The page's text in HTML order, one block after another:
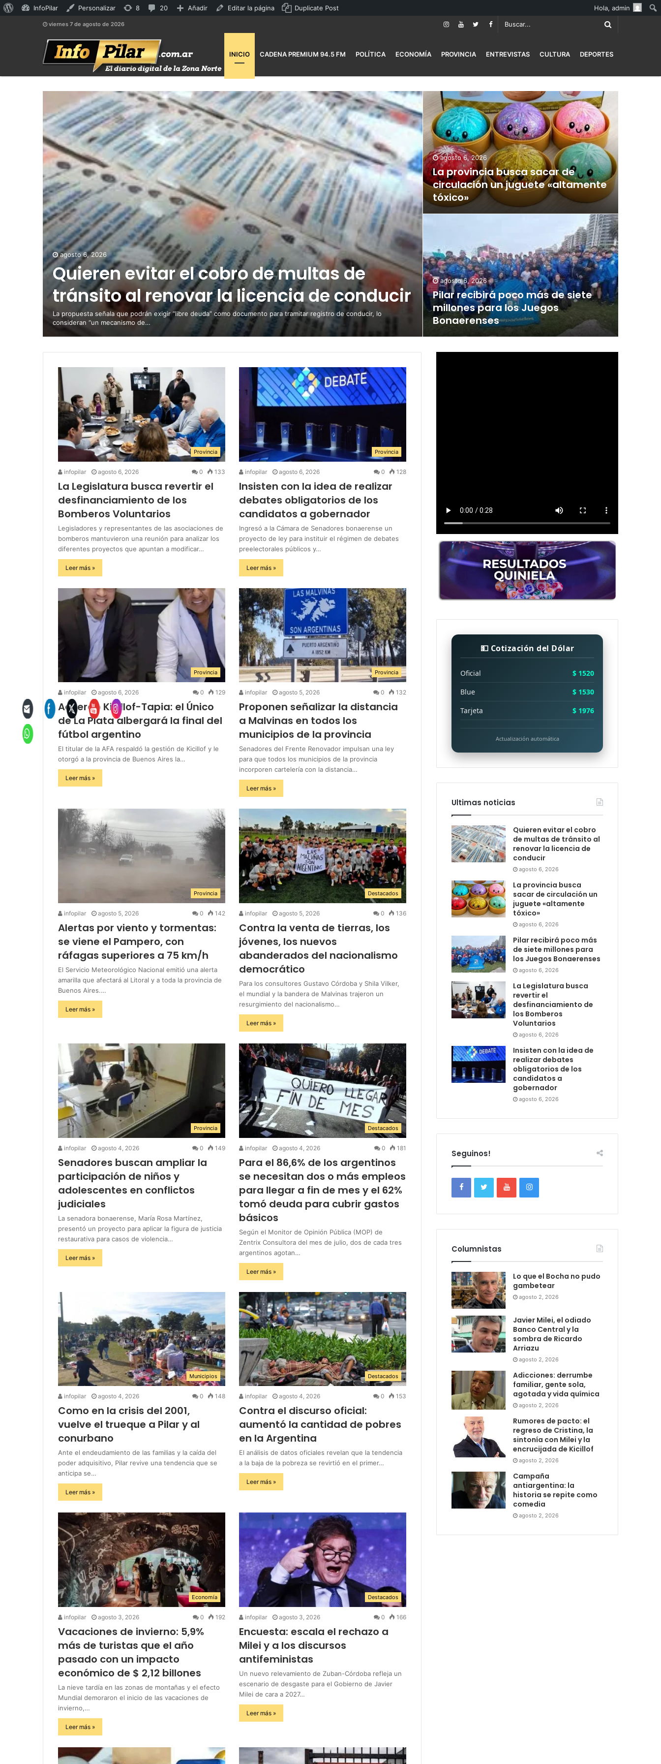
viernes 7 de agosto de 2026
INICIO CADENA PREMIUM 94.5 FM POLÍTICA ECONOMÍA PROVINCIA ENTREVISTAS CULTURA DEPORTES
agosto 6, 2026
Quieren evitar el cobro de multas de
tránsito al renovar la licencia de conducir
La propuesta señala que podrán exigir “libre deuda” como documento para tramitar registro de conducir, lo
consideran “un mecanismo de…
agosto 6, 2026
La provincia busca sacar de
circulación un juguete «altamente
tóxico»
agosto 6, 2026
Pilar recibirá poco más de siete
millones para los Juegos
Bonaerenses
Provincia
infopilar agosto 6, 2026 0 133
La Legislatura busca revertir el
desfinanciamiento de los
Bomberos Voluntarios
Legisladores y representantes de las asociaciones de
bomberos mantuvieron una reunión para analizar los
diferentes proyectos que apuntan a modificar…
Leer más »
Provincia
infopilar agosto 6, 2026 0 128
Insisten con la idea de realizar
debates obligatorios de los
candidatos a gobernador
Ingresó a la Cámara de Senadores bonaerense un
proyecto de ley para instituir el régimen de debates
preelectorales públicos y…
Leer más »
Provincia
infopilar agosto 6, 2026 0 129
Acuerdo Kicillof-Tapia: el Único
de La Plata albergará la final del
fútbol argentino
El titular de la AFA respaldó la gestión de Kicillof y le
otorgó a la provincia de Buenos Aires la…
Leer más »
Provincia
infopilar agosto 5, 2026 0 132
Proponen señalizar la distancia
a Malvinas en todos los
municipios de la provincia
Senadores del Frente Renovador impulsan una ley
para que todos los municipios de la provincia
incorporen cartelería con la distancia…
Leer más »
Provincia
infopilar agosto 5, 2026 0 142
Alertas por viento y tormentas:
se viene el Pampero, con
ráfagas superiores a 75 km/h
El Servicio Meteorológico Nacional emitió una alerta
amarilla que afectará al Litoral y a toda la provincia de
Buenos Aires.…
Leer más »
Destacados
infopilar agosto 5, 2026 0 136
Contra la venta de tierras, los
jóvenes, los nuevos
abanderados del nacionalismo
democrático
Para los consultores Gustavo Córdoba y Shila Vilker,
el mundial y la bandera de Malvinas trajeron un
resurgimiento del nacionalismo…
Leer más »
Provincia
infopilar agosto 4, 2026 0 149
Senadores buscan ampliar la
participación de niños y
adolescentes en conflictos
judiciales
La senadora bonaerense, María Rosa Martínez,
presentó un proyecto para aplicar la figura de justicia
restaurativa para casos de violencia…
Leer más »
Destacados
infopilar agosto 4, 2026 0 181
Para el 86,6% de los argentinos
se necesitan dos o más empleos
para llegar a fin de mes y el 62%
tomó deuda para cubrir gastos
básicos
Según el Monitor de Opinión Pública (MOP) de
Zentrix Consultora del mes de julio, dos de cada tres
argentinos agotan…
Leer más »
Municipios
infopilar agosto 4, 2026 0 148
Como en la crisis del 2001,
vuelve el trueque a Pilar y al
conurbano
Ante el endeudamiento de las familias y la caída del
poder adquisitivo, Pilar revive una tendencia que se
anticipa se…
Leer más »
Destacados
infopilar agosto 4, 2026 0 153
Contra el discurso oficial:
aumentó la cantidad de pobres
en la Argentina
El análisis de datos oficiales revelan que la tendencia
a la baja de la pobreza se revirtió en el primer…
Leer más »
Economía
infopilar agosto 3, 2026 0 192
Vacaciones de invierno: 5,9%
más de turistas que el año
pasado con un impacto
económico de $ 2,12 billones
La nieve tardía en las zonas de montañas y el efecto
Mundial demoraron el inicio de las vacaciones de
invierno,…
Leer más »
Destacados
infopilar agosto 3, 2026 0 166
Encuesta: escala el rechazo a
Milei y a los discursos
antifeministas
Un nuevo relevamiento de Zuban-Córdoba refleja un
escenario de desgaste para el Gobierno de Javier
Milei de cara a 2027…
Leer más »
💵 Cotización del Dólar
Oficial
$ 1520
Blue
$ 1530
Tarjeta
$ 1976
Actualización automática
Ultimas noticias
Quieren evitar el cobro
de multas de tránsito al
renovar la licencia de
conducir
agosto 6, 2026
La provincia busca
sacar de circulación un
juguete «altamente
tóxico»
agosto 6, 2026
Pilar recibirá poco más
de siete millones para
los Juegos Bonaerenses
agosto 6, 2026
La Legislatura busca
revertir el
desfinanciamiento de
los Bomberos
Voluntarios
agosto 6, 2026
Insisten con la idea de
realizar debates
obligatorios de los
candidatos a
gobernador
agosto 6, 2026
Seguinos!
Columnistas
Lo que el Bocha no pudo
gambetear
agosto 2, 2026
Javier Milei, el odiado
Banco Central y la
sombra de Ricardo
Arriazu
agosto 2, 2026
Adicciones: derrumbe
familiar, gente sola,
agotada y vida química
agosto 2, 2026
Rumores de pacto: el
regreso de Cristina, la
sintonía con Milei y la
encrucijada de Kicillof
agosto 2, 2026
Campaña
antiargentina: la
historia se repite como
comedia
agosto 2, 2026
AcercaInfoPilar Personalizar 88
disponibles
2020
moderación
Añadir Editar la página Duplicate Post Hola, admin